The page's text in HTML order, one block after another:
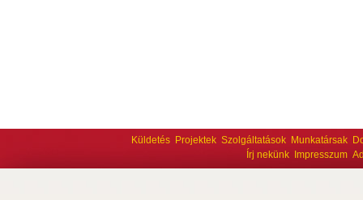
Küldetés Projektek Szolgáltatások Munkatársak
Írj nekünk
Impresszum